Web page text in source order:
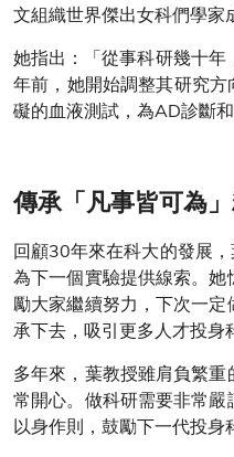
文組織世界傑出女科們學家
她指出：「從事科研幾十
年前，她開始調整其研究
礙的血液測試，為AD診斷
傳承「凡事皆可為
回顧30年來在科大的發展
為下一個實驗提供線索。
勵大家繼續努力，下次一
承下去，吸引更多人才投身
多年來，葉教授雖肩負繁
常開心。做科研需要非常
以身作則，鼓勵下一代投身